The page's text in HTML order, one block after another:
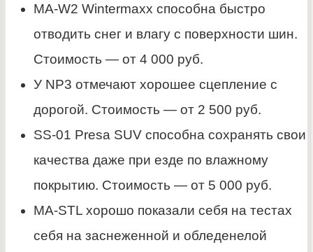
MA-W2 Wintermaxx способна быстро
отводить снег и влагу с поверхности шин.
Стоимость — от 4 000 руб.
У NP3 отмечают хорошее сцепление с
дорогой. Стоимость — от 2 500 руб.
SS-01 Presa SUV способна сохранять свои
качества даже при езде по влажному
покрытию. Стоимость — от 5 000 руб.
MA-STL хорошо показали себя на тестах
себя на заснеженной и обледенелой